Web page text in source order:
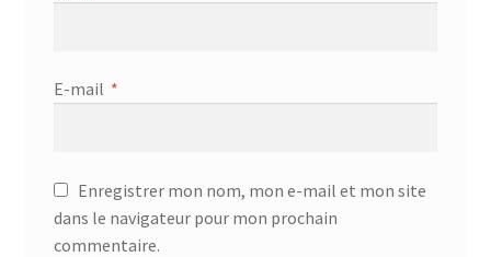
E-mail *
Enregistrer mon nom, mon e-mail et mon site
dans le navigateur pour mon prochain
commentaire.